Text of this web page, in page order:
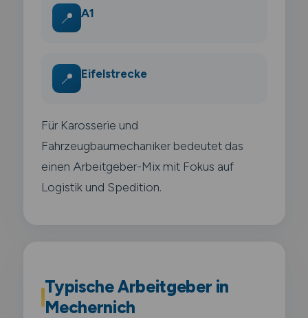
📍 A1
📍 Eifelstrecke
Für Karosserie und
Fahrzeugbaumechaniker bedeutet das
einen Arbeitgeber-Mix mit Fokus auf
Logistik und Spedition.
Typische Arbeitgeber in
Mechernich